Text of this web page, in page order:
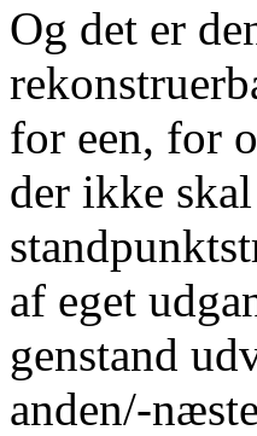
Og det er
for een, for
der ikke
af eget
genstand
anden/-